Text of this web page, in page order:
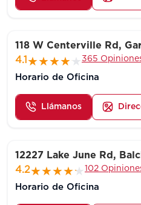
118 W Centerville Rd,
4.1
365
Horario de Oficina
Llámanos
12227 Lake June Rd,
4.2
102
Horario de Oficina